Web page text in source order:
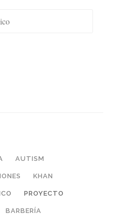
AUTISM
KHAN
PROYECTO
BARBERÍA